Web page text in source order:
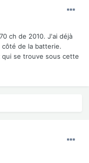
ch de 2010. J'ai déjà
de la batterie.
qui se trouve sous cette